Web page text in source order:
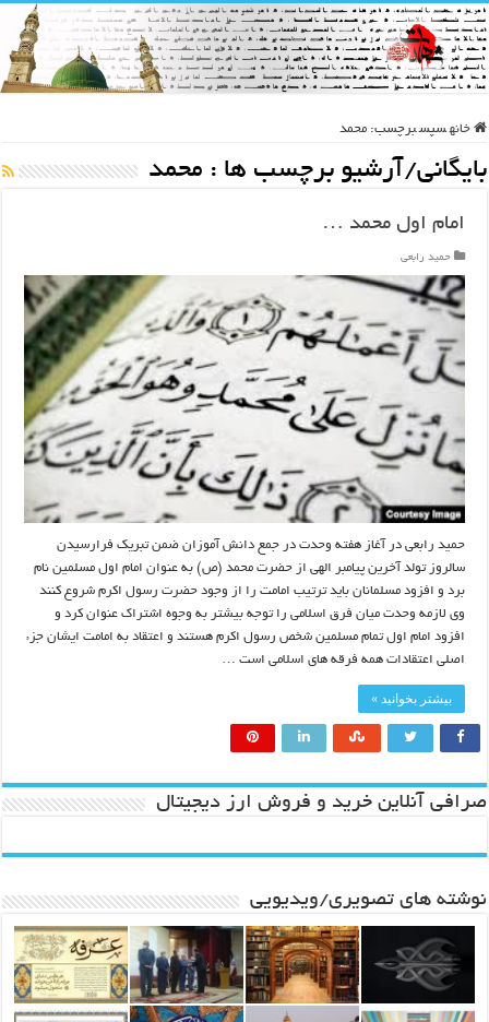
خانه سپس برچسب: محمد
بایگانی/آرشیو برچسب ها : محمد
امام اول محمد …
حمید رابعی
حمید رابعی در آغاز هفته وحدت در جمع دانش آموزان ضمن تبریک فرارسیدن
سالروز تولد آخرین پیامبر الهی از حضرت محمد (ص) به عنوان امام اول مسلمین نام
برد و افزود مسلمانان باید ترتیب امامت را از وجود حضرت رسول اکرم شروع کنند
وی لازمه وحدت میان فرق اسلامی را توجه بیشتر به وجوه اشتراک عنوان کرد و
افزود امام اول تمام مسلمین شخص رسول اکرم هستند و اعتقاد به امامت ایشان جزء
اصلی اعتقادات همه فرقه های اسلامی است …
بیشتر بخوانید »
صرافی آنلاین خرید و فروش ارز دیجیتال
نوشته های تصویری/ویدیویی